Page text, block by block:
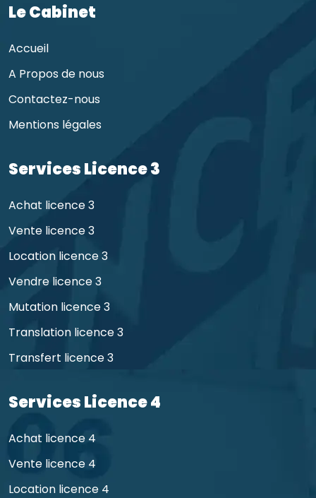
Le Cabinet
Accueil
A Propos de nous
Contactez-nous
Mentions légales
Services Licence 3
Achat licence 3
Vente licence 3
Location licence 3
Vendre licence 3
Mutation licence 3
Translation licence 3
Transfert licence 3
Services Licence 4
Achat licence 4
Vente licence 4
Location licence 4